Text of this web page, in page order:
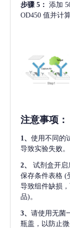
步骤 5： 添加
OD450 值并计算
注意事项 ：
1、 使用不同的
导致实验失败。
2、
试剂盒开启
保存条件表格 (
导致组件缺损
品)。
3、 请使用无菌
瓶盖，以防止微